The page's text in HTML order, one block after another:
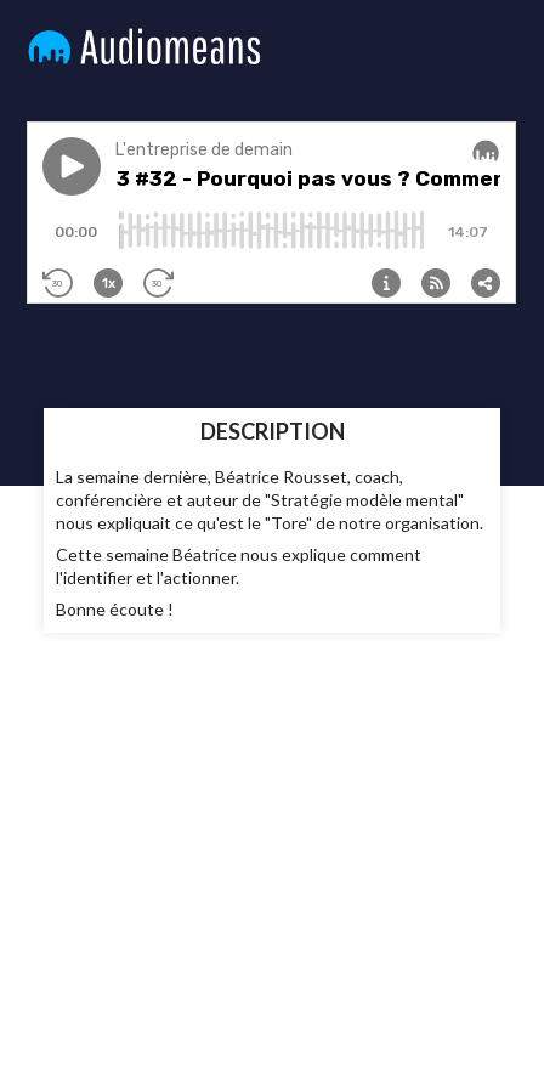
DESCRIPTION
La semaine dernière, Béatrice Rousset, coach,
conférencière et auteur de "Stratégie modèle mental"
nous expliquait ce qu'est le "Tore" de notre organisation.
Cette semaine Béatrice nous explique comment
l'identifier et l'actionner.
Bonne écoute !